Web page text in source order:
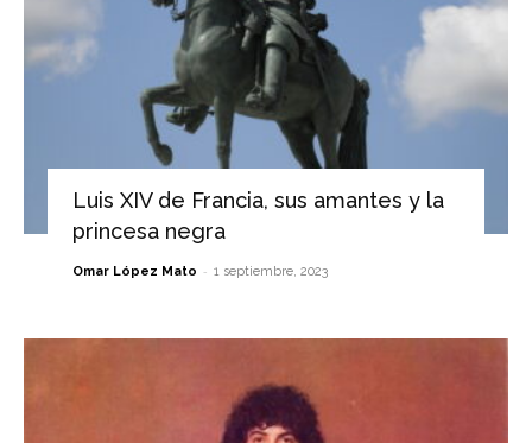
Luis XIV de Francia, sus amantes y la
princesa negra
Omar López Mato - 1 septiembre, 2023